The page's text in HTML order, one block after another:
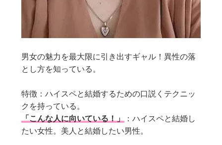
男女の魅力を最大限に引き出すギャル！異性の落
とし方を知っている。
特徴：ハイスペと結婚するための口説くテクニッ
クを持っている。
「こんな人に向いている！」
：ハイスペと結婚し
たい女性。美人と結婚したい男性。